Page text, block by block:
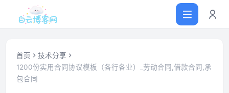
首页
首页
技术分享
1200份实用合同协议模板（各行各业）_劳动合同,借款合同,承
包合同